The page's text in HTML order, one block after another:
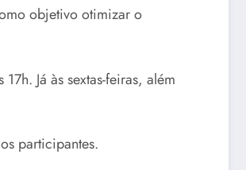
objetivo otimizar o
Já às sextas-feiras, além
participantes.